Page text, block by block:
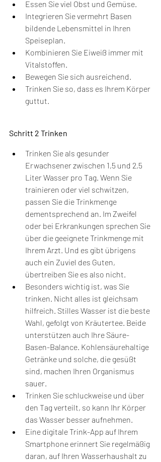
Essen Sie viel Obst und Gemüse.
Integrieren Sie vermehrt Basen
bildende Lebensmittel in Ihren
Speiseplan.
Kombinieren Sie Eiweiß immer mit
Vitalstoffen.
Bewegen Sie sich ausreichend.
Trinken Sie so, dass es Ihrem Körper
guttut.
Schritt 2 Trinken
Trinken Sie als gesunder
Erwachsener zwischen 1,5 und 2,5
Liter Wasser pro Tag. Wenn Sie
trainieren oder viel schwitzen,
passen Sie die Trinkmenge
dementsprechend an. Im Zweifel
oder bei Erkrankungen sprechen Sie
über die geeignete Trinkmenge mit
Ihrem Arzt. Und es gibt übrigens
auch ein Zuviel des Guten,
übertreiben Sie es also nicht.
Besonders wichtig ist, was Sie
trinken. Nicht alles ist gleichsam
hilfreich. Stilles Wasser ist die beste
Wahl, gefolgt von Kräutertee. Beide
unterstützen auch Ihre Säure-
Basen-Balance. Kohlensäurehaltige
Getränke und solche, die gesüßt
sind, machen Ihren Organismus
sauer.
Trinken Sie schluckweise und über
den Tag verteilt, so kann Ihr Körper
das Wasser besser aufnehmen.
Eine digitale Trink-App auf Ihrem
Smartphone erinnert Sie regelmäßig
daran, auf Ihren Wasserhaushalt zu